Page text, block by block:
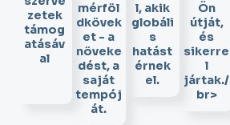
zetek
támog
atásáv
al
mérföl
dkövek
et - a
növeke
dést, a
saját
tempój
át.
l, akik
globáli
s
hatást
érnek
el.
Ön
útját,
és
sikerre
l
jártak./
br>